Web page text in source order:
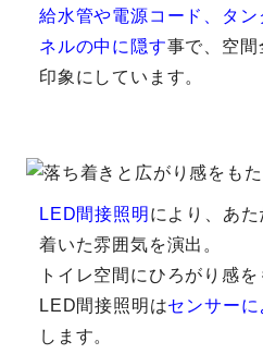
給水管や電源コード、タ
ネルの中に隠す事で、空間
印象にしています。
LED間接照明 により、あ
着いた雰囲気を演出。
トイレ空間にひろがり感を
LED間接照明はセンサー
します。